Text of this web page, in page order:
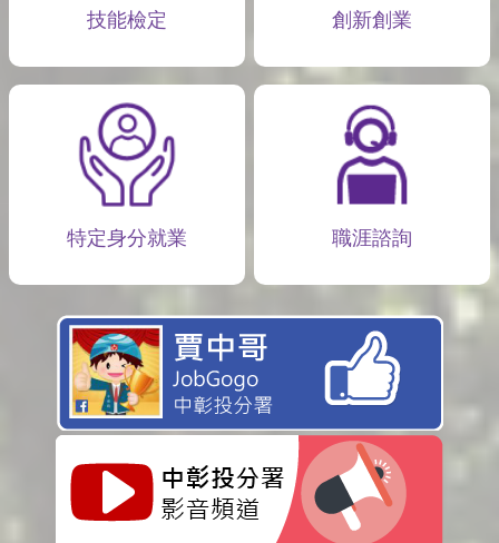
技能檢定 創新創業
特定身分就業 職涯諮詢